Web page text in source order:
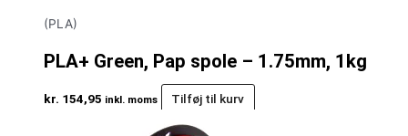
(PLA)
PLA+ Green, Pap spole – 1.75mm, 1kg
kr. 154,95 inkl. moms Tilføj til kurv